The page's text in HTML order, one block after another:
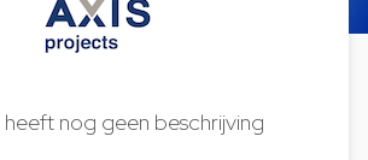
heeft nog geen beschrijving